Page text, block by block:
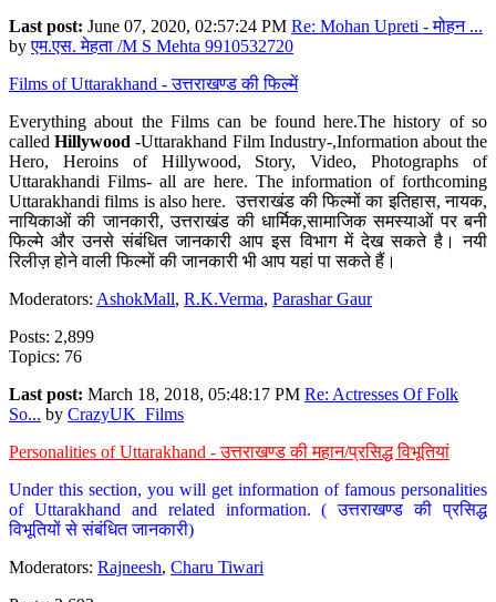
Last post: June 07, 2020, 02:57:24 PM Re: Mohan Upreti - मोहन ...
byएम.एस. मेहता /M S Mehta 9910532720
Films of Uttarakhand - उत्तराखण्ड की फिल्में
Everything about the Films can be found here.The history of so
calledHillywood-Uttarakhand Film Industry-,Information about the
Hero, Heroins of Hillywood, Story, Video, Photographs of
Uttarakhandi Films- all are here. The information of forthcoming
Uttarakhandi films is also here. उत्तराखंड की फिल्मों का इतिहास, नायक,
नायिकाओं की जानकारी, उत्तराखंड की धार्मिक,सामाजिक समस्याओं पर बनी
फिल्मे और उनसे संबंधित जानकारी आप इस विभाग में देख सकते है। नयी
रिलीज़ होने वाली फिल्मों की जानकारी भी आप यहां पा सकते हैं।
Moderators: AshokMall, R.K.Verma, Parashar Gaur
Posts: 2,899
Topics: 76
Last post: March 18, 2018, 05:48:17 PM Re: Actresses Of Folk
So... by CrazyUK_Films
Personalities of Uttarakhand - उत्तराखण्ड की महान/प्रसिद्ध विभूतियां
Under this section, you will get information of famous personalities
of Uttarakhand and related information. ( उत्तराखण्ड की प्रसिद्ध
विभूतियों से संबंधित जानकारी)
Moderators: Rajneesh, Charu Tiwari